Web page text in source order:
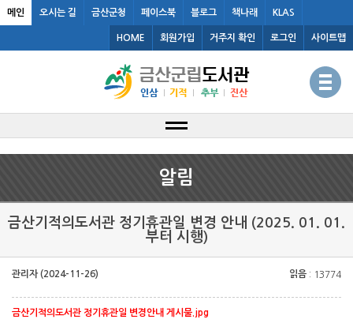
메인 오시는 길 금산군청 페이스북 블로그 책나래 KLAS
HOME 회원가입 거주지 확인 로그인 사이트맵
알림
금산기적의도서관 정기휴관일 변경 안내 (2025. 01. 01.
부터 시행)
관리자 (2024-11-26) 읽음 : 13774
금산기적의도서관 정기휴관일 변경안내 게시물.jpg